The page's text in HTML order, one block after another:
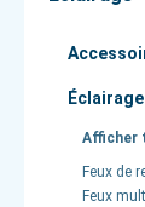
Afficher
Feux de
Feux